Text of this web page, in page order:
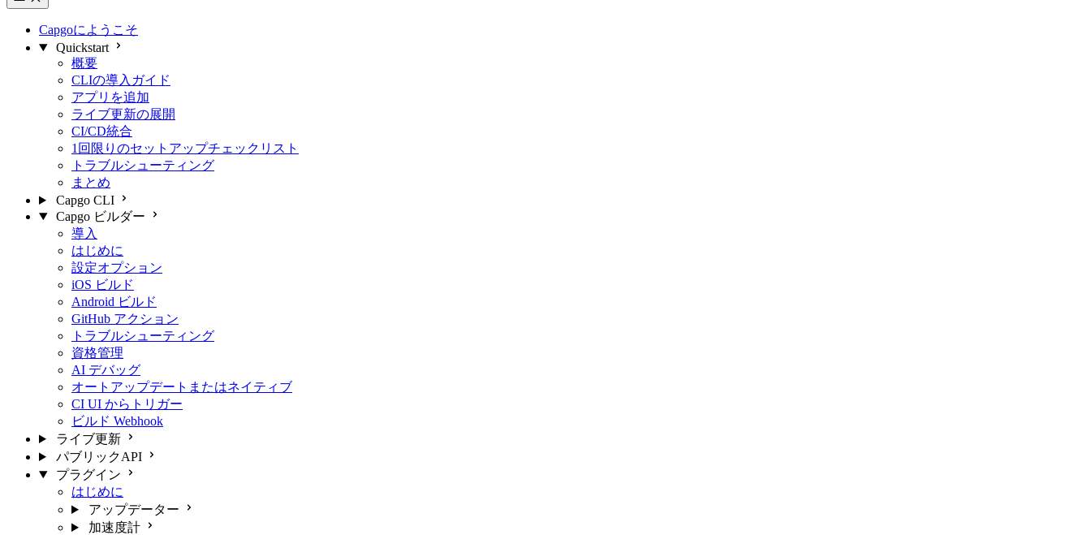
Capgoにようこそ
Quickstart
概要
CLIの導入ガイド
アプリを追加
ライブ更新の展開
CI/CD統合
1回限りのセットアップチェックリスト
トラブルシューティング
まとめ
Capgo CLI
Capgo ビルダー
導入
はじめに
設定オプション
iOS ビルド
Android ビルド
GitHub アクション
トラブルシューティング
資格管理
AI デバッグ
オートアップデートまたはネイティブ
CI UI からトリガー
ビルド Webhook
ライブ更新
パブリックAPI
プラグイン
はじめに
アップデーター
加速度計